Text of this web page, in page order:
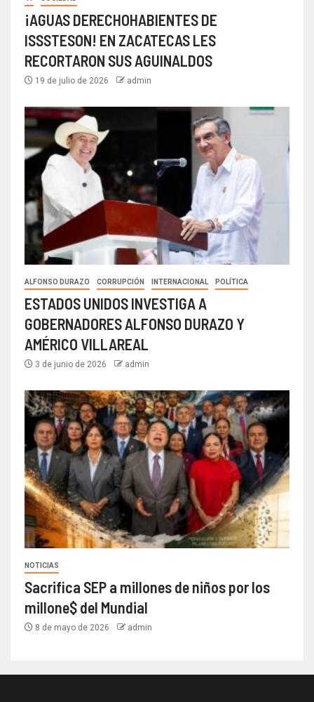
¡AGUAS DERECHOHABIENTES DE
ISSSTESON! EN ZACATECAS LES
RECORTARON SUS AGUINALDOS
19 de julio de 2026 admin
ALFONSO DURAZO CORRUPCIÓN INTERNACIONAL POLÍTICA
ESTADOS UNIDOS INVESTIGA A
GOBERNADORES ALFONSO DURAZO Y
AMÉRICO VILLAREAL
3 de junio de 2026 admin
NOTICIAS
Sacrifica SEP a millones de niños por los
millone$ del Mundial
8 de mayo de 2026 admin